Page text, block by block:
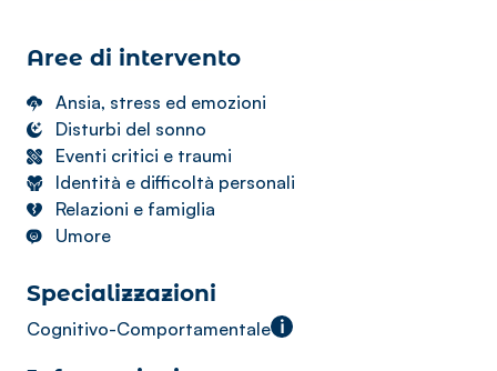
Aree di intervento
Ansia, stress ed emozioni
Disturbi del sonno
Eventi critici e traumi
Identità e difficoltà personali
Relazioni e famiglia
Umore
Specializzazioni
Cognitivo-Comportamentale i